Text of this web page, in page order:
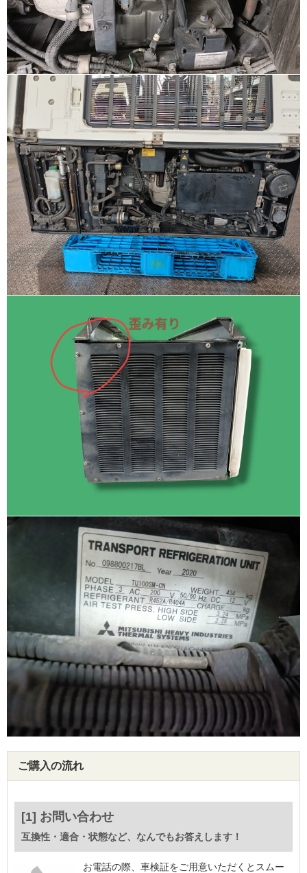
ご購入の流れ
[1] お問い合わせ
互換性・適合・状態など、なんでもお答えします！
お電話の際、車検証をご用意いただくとスムー